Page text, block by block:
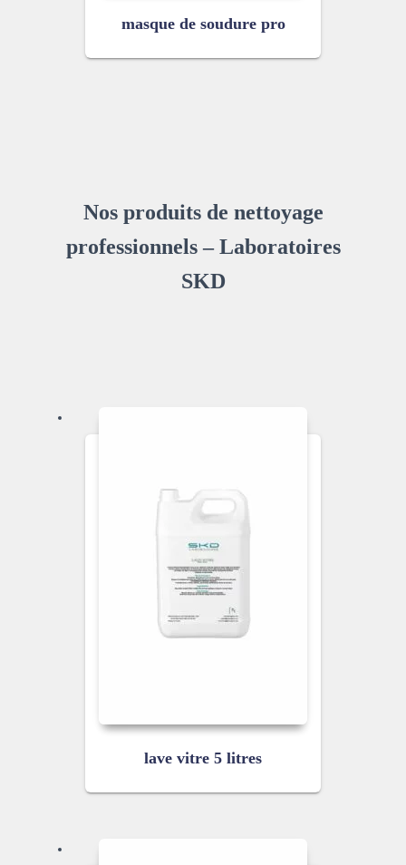
masque de soudure pro
Nos produits de nettoyage
professionnels – Laboratoires
SKD
lave vitre 5 litres